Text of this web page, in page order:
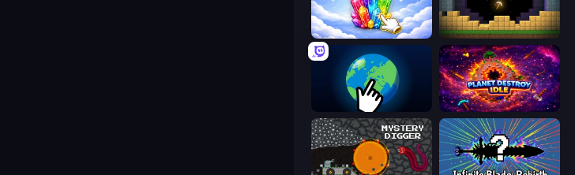
Crystalia Idle Clicker Pickaxe Crusher Idle
Planet Clicker 2 Planet Destroy Idle